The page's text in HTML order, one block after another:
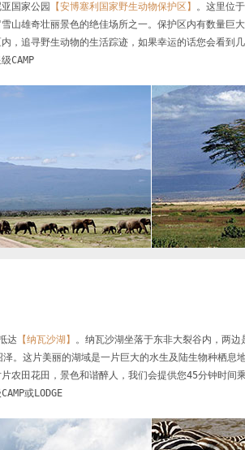
国家公园
【安博塞利国家野生动物保护区】 。这里位
山雄奇壮丽景色的绝佳场所之一。保护区内有数量
，追寻野生动物的生活踪迹，如果幸运的话您会看到
CAMP
达 【纳瓦沙湖】 。纳瓦沙湖坐落于东非大裂谷内，两
。这片美丽的湖域是一片巨大的水生及陆生物种栖
农田花田，景色和谐醉人，我们会提供您45分钟时间
或LODGE